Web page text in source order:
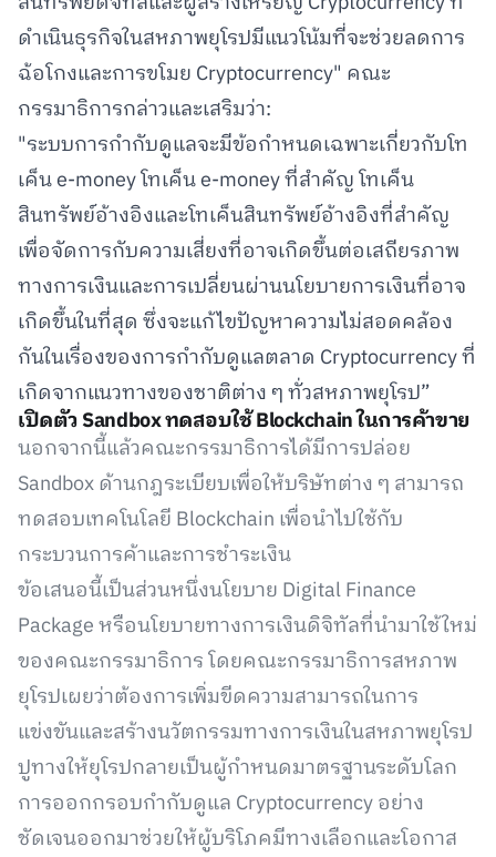
ดำเนินธุรกิจในสหภาพยุโรปมีแนวโน้มที่จะช่วยลดการ
ฉ้อโกงและการขโมย Cryptocurrency" คณะ
กรรมาธิการกล่าวและเสริมว่า:
"ระบบการกำกับดูแลจะมีข้อกำหนดเฉพาะเกี่ยวกับโท
เค็น e-money โทเค็น e-money ที่สำคัญ โทเค็น
สินทรัพย์อ้างอิงและโทเค็นสินทรัพย์อ้างอิงที่สำคัญ
เพื่อจัดการกับความเสี่ยงที่อาจเกิดขึ้นต่อเสถียรภาพ
ทางการเงินและการเปลี่ยนผ่านนโยบายการเงินที่อาจ
เกิดขึ้นในที่สุด ซึ่งจะแก้ไขปัญหาความไม่สอดคล้อง
กันในเรื่องของการกำกับดูแลตลาด Cryptocurrency ที่
เกิดจากแนวทางของชาติต่าง ๆ ทั่วสหภาพยุโรป”
เปิดตัว Sandbox ทดสอบใช้ Blockchain ในการค้าขาย
นอกจากนี้แล้วคณะกรรมาธิการได้มีการปล่อย
Sandbox ด้านกฎระเบียบเพื่อให้บริษัทต่าง ๆ สามารถ
ทดสอบเทคโนโลยี Blockchain เพื่อนำไปใช้กับ
กระบวนการค้าและการชำระเงิน
ข้อเสนอนี้เป็นส่วนหนึ่งนโยบาย Digital Finance
Package หรือนโยบายทางการเงินดิจิทัลที่นำมาใช้ใหม่
ของคณะกรรมาธิการ โดยคณะกรรมาธิการสหภาพ
ยุโรปเผยว่าต้องการเพิ่มขีดความสามารถในการ
แข่งขันและสร้างนวัตกรรมทางการเงินในสหภาพยุโรป
ปูทางให้ยุโรปกลายเป็นผู้กำหนดมาตรฐานระดับโลก
การออกกรอบกำกับดูแล Cryptocurrency อย่าง
ชัดเจนออกมาช่วยให้ผู้บริโภคมีทางเลือกและโอกาส